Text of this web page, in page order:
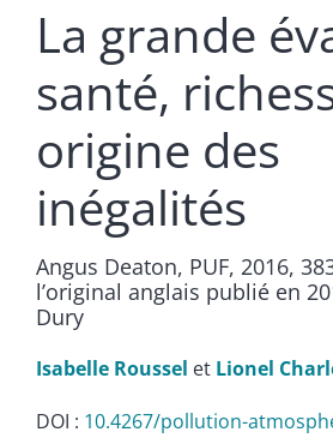
La grande
santé,
origine des
inégalités
Angus Deaton, PUF, 2016,
l’original anglais publié en
Dury
Isabelle Roussel et Lionel
DOI : 10.4267/pollution-